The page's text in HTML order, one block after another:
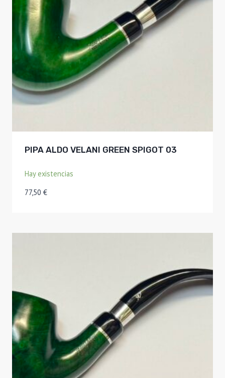
PIPA ALDO VELANI GREEN SPIGOT 03
Hay existencias
77,50 €